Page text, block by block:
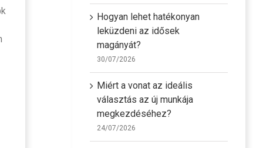
Hogyan lehet hatékonyan
leküzdeni az idősek
magányát?
30/07/2026
Miért a vonat az ideális
választás az új munkája
megkezdéséhez?
24/07/2026